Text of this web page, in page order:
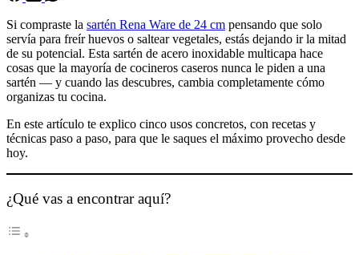
Si compraste la sartén Rena Ware de 24 cm pensando que solo
servía para freír huevos o saltear vegetales, estás dejando ir la mitad
de su potencial. Esta sartén de acero inoxidable multicapa hace
cosas que la mayoría de cocineros caseros nunca le piden a una
sartén — y cuando las descubres, cambia completamente cómo
organizas tu cocina.
En este artículo te explico cinco usos concretos, con recetas y
técnicas paso a paso, para que le saques el máximo provecho desde
hoy.
¿Qué vas a encontrar aquí?